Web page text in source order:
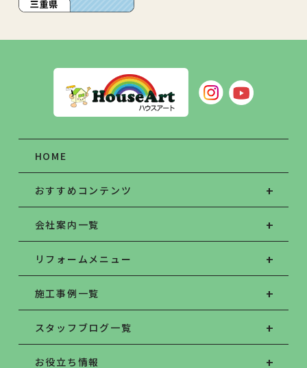
HOME
おすすめコンテンツ
会社案内一覧
リフォームメニュー
施工事例一覧
スタッフブログ一覧
お役立ち情報